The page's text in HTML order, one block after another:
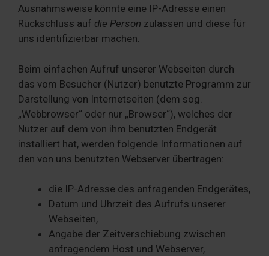
Ausnahmsweise könnte eine IP-Adresse einen
Rückschluss auf die Person zulassen und diese für
uns identifizierbar machen.
Beim einfachen Aufruf unserer Webseiten durch
das vom Besucher (Nutzer) benutzte Programm zur
Darstellung von Internetseiten (dem sog.
„Webbrowser“ oder nur „Browser“), welches der
Nutzer auf dem von ihm benutzten Endgerät
installiert hat, werden folgende Informationen auf
den von uns benutzten Webserver übertragen:
die IP-Adresse des anfragenden Endgerätes,
Datum und Uhrzeit des Aufrufs unserer
Webseiten,
Angabe der Zeitverschiebung zwischen
anfragendem Host und Webserver,